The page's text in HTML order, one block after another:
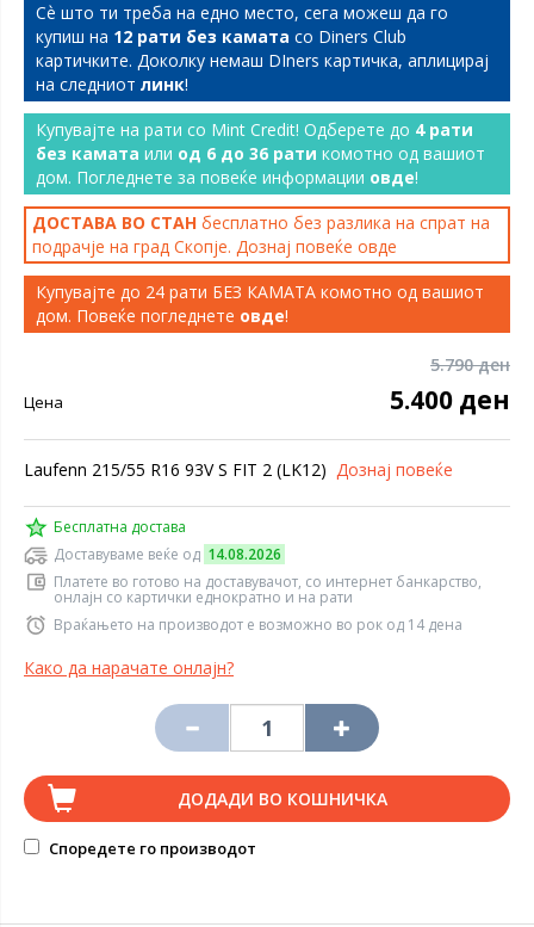
Сѐ што ти треба на едно место, сега можеш да го
купиш на 12 рати без камата со Diners Club
картичките. Доколку немаш DIners картичка, аплицирај
на следниот линк!
Купувајте на рати со Mint Credit! Одберете до 4 рати
без камата или од 6 до 36 рати комотно од вашиот
дом. Погледнете за повеќе информации овде!
ДОСТАВА ВО СТАН бесплатно без разлика на спрат на
подрачје на град Скопје. Дознај повеќе овде
Купувајте до 24 рати БЕЗ КАМАТА комотно од вашиот
дом. Повеќе погледнете овде!
5.790 ден
Цена 5.400 ден
Laufenn 215/55 R16 93V S FIT 2 (LK12) Дознај повеќе
Бесплатна достава
Доставуваме веќе од 14.08.2026
Платете во готово на доставувачот, со интернет банкарство,
онлајн со картички еднократно и на рати
Враќањето на производот е возможно во рок од 14 дена
Како да нарачате онлајн?
ДОДАДИ ВО КОШНИЧКА
Споредете го производот